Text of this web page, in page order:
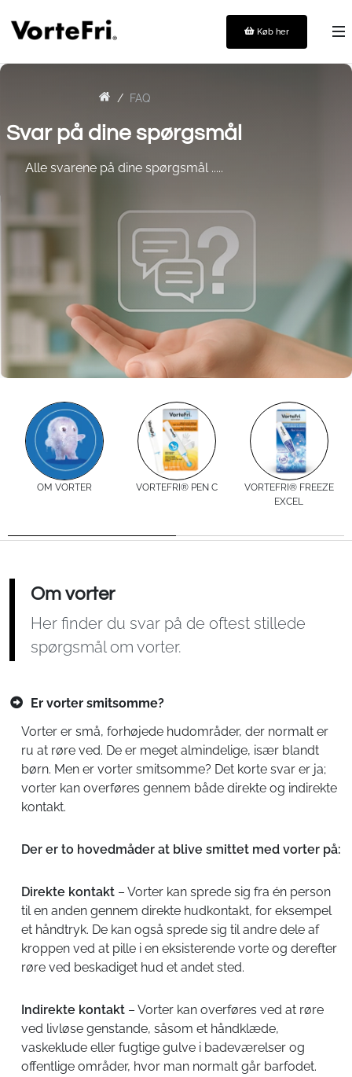
Køb her
FAQ
Svar på dine spørgsmål
Alle svarene på dine spørgsmål .....
OM VORTER VORTEFRI® PEN C
VORTEFRI® FREEZE
EXCEL
Om vorter
Her finder du svar på de oftest stillede
spørgsmål om vorter.
Er vorter smitsomme?
Vorter er små, forhøjede hudområder, der normalt er
ru at røre ved. De er meget almindelige, især blandt
børn. Men er vorter smitsomme? Det korte svar er ja;
vorter kan overføres gennem både direkte og indirekte
kontakt.
Der er to hovedmåder at blive smittet med vorter på:
Direkte kontakt – Vorter kan sprede sig fra én person
til en anden gennem direkte hudkontakt, for eksempel
et håndtryk. De kan også sprede sig til andre dele af
kroppen ved at pille i en eksisterende vorte og derefter
røre ved beskadiget hud et andet sted.
Indirekte kontakt – Vorter kan overføres ved at røre
ved livløse genstande, såsom et håndklæde,
vaskeklude eller fugtige gulve i badeværelser og
offentlige områder, hvor man normalt går barfodet.